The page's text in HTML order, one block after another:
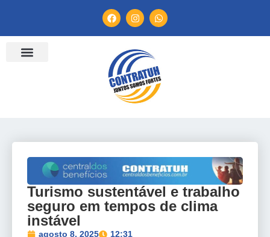
Turismo sustentável e trabalho
seguro em tempos de clima
instável
agosto 8, 2025 12:31